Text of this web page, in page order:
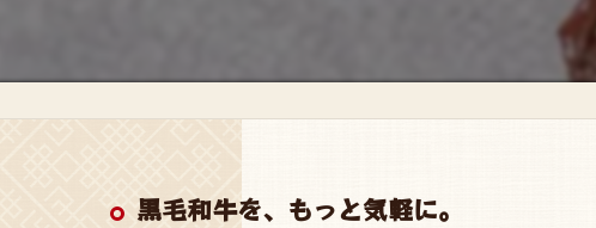
黒毛和牛を、もっと気軽に。